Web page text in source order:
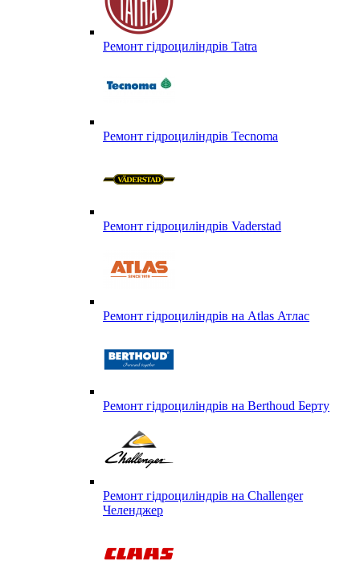
Ремонт гідроциліндрів Tatra
Ремонт гідроциліндрів Tecnoma
Ремонт гідроциліндрів Vaderstad
Ремонт гідроциліндрів на Atlas Атлас
Ремонт гідроциліндрів на Berthoud Берту
Ремонт гідроциліндрів на Challenger
Челенджер